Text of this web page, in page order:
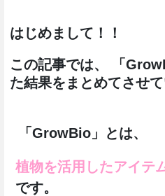
はじめまして！！
この記事では、 「
た結果をまとめてさせ
「GrowBio」とは、
植物を活用したアイテ
です。